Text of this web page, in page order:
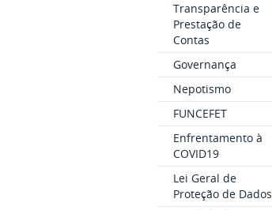
Transparência e
Prestação de
Contas
Governança
Nepotismo
FUNCEFET
Enfrentamento à
COVID19
Lei Geral de
Proteção de Dados